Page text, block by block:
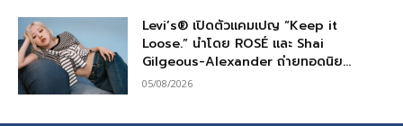
Levi’s® เปิดตัวแคมเปญ “Keep it
Loose.” นำโดย ROSÉ และ Shai
Gilgeous-Alexander ถ่ายทอดนิย...
05/08/2026